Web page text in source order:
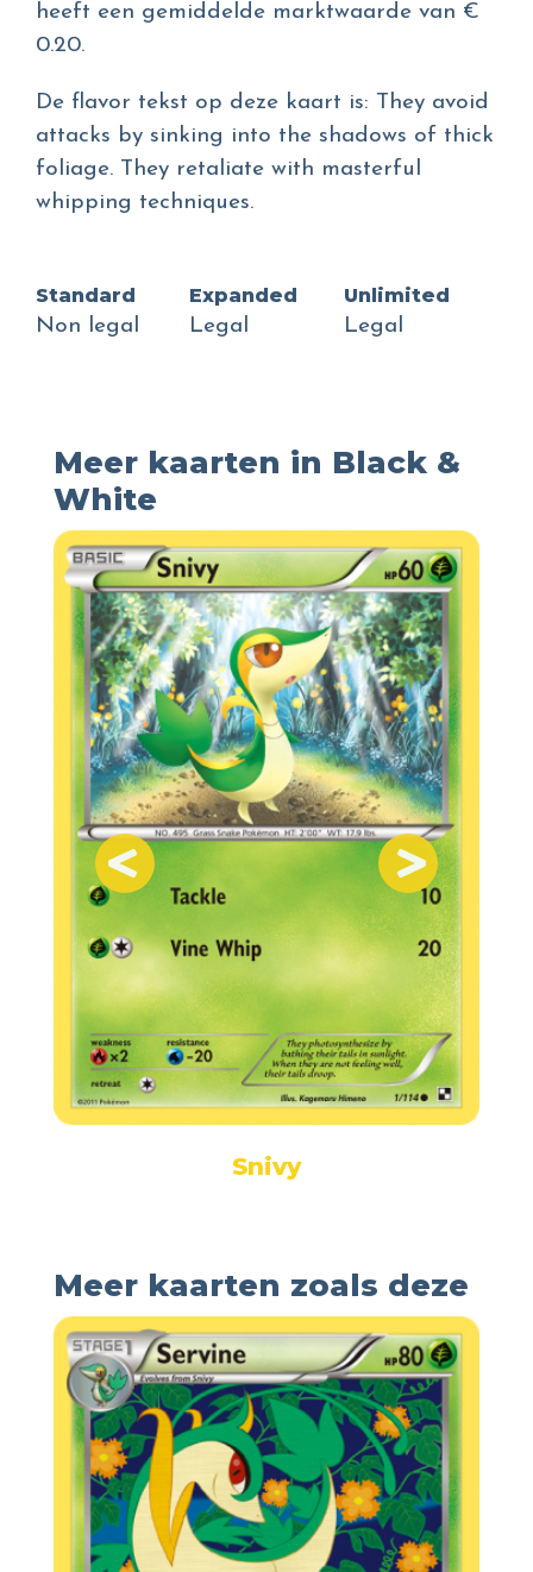
heeft een gemiddelde marktwaarde van €
0.20.
De flavor tekst op deze kaart is: They avoid
attacks by sinking into the shadows of thick
foliage. They retaliate with masterful
whipping techniques.
Standard
Non legal
Expanded
Legal
Unlimited
Legal
Meer kaarten in Black &
White
Snivy
Meer kaarten zoals deze